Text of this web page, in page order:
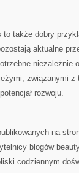
to także dobry
aktualne
niezależnie
związanymi z
rozwoju.
na
blogów
codziennym